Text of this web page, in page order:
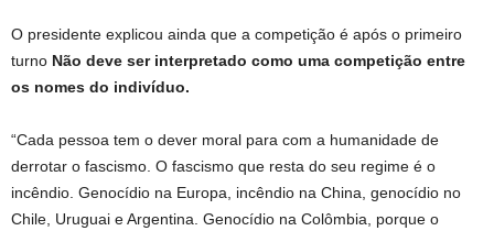
O presidente explicou ainda que a competição é após o primeiro
turno Não deve ser interpretado como uma competição entre
os nomes do indivíduo.
“Cada pessoa tem o dever moral para com a humanidade de
derrotar o fascismo. O fascismo que resta do seu regime é o
incêndio. Genocídio na Europa, incêndio na China, genocídio no
Chile, Uruguai e Argentina. Genocídio na Colômbia, porque o